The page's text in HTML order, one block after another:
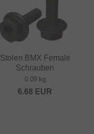
Stolen BMX Female
Schrauben
0.09 kg
6.68 EUR